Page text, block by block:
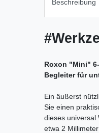
Beschreibung
Roxon "Mini"
Begleiter für
Ein äußerst
Sie einen
dieses universal
etwa 2